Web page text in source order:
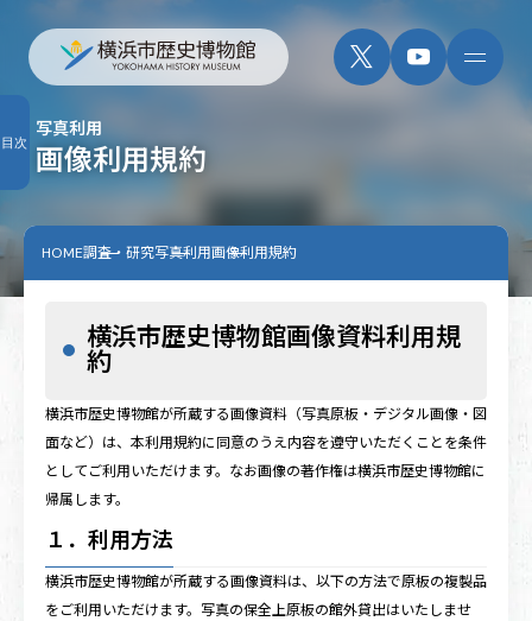
画像利用規約
写真利用
HOME調査・研究写真利用画像利用規約
横浜市歴史博物館画像資料利用規
約
横浜市歴史博物館が所蔵する画像資料（写真原板・デジタル画像・図
面など）は、本利用規約に同意のうえ内容を遵守いただくことを条件
としてご利用いただけます。なお画像の著作権は横浜市歴史博物館に
帰属します。
１．利用方法
横浜市歴史博物館が所蔵する画像資料は、以下の方法で原板の複製品
をご利用いただけます。写真の保全上原板の館外貸出はいたしませ
目次